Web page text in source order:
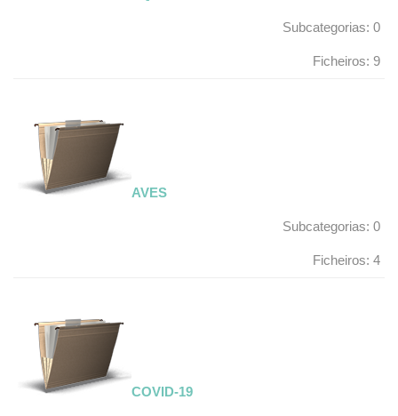
Subcategorias: 0
Ficheiros: 9
AVES
Subcategorias: 0
Ficheiros: 4
COVID-19